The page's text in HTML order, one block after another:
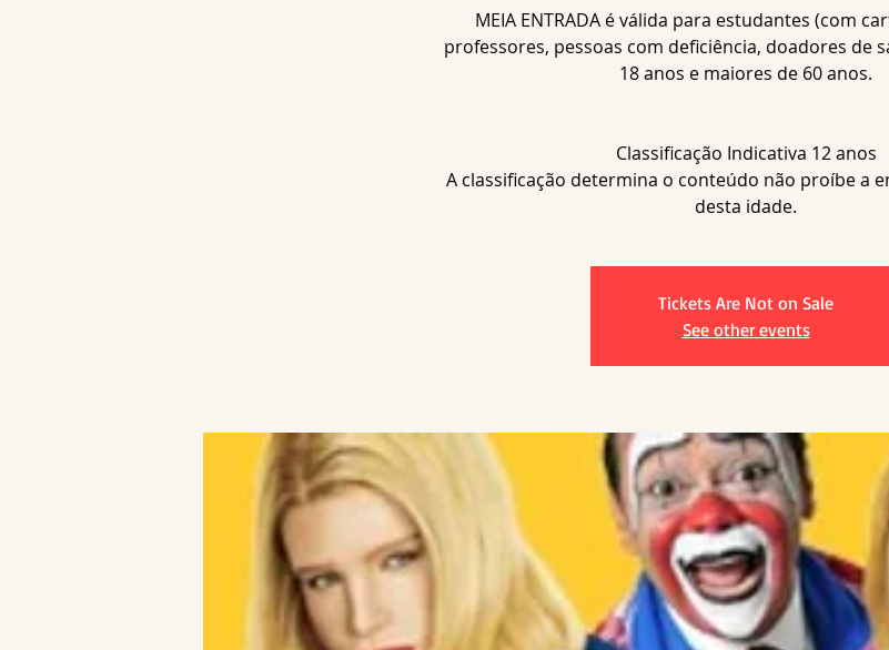
MEIA ENTRADA é válida para estudantes (com
professores, pessoas com deficiência, doadores de
18 anos e maiores de 60 anos.
Classificação Indicativa 12 anos
A classificação determina o conteúdo não proíbe a
desta idade.
Tickets Are Not on Sale
See other events